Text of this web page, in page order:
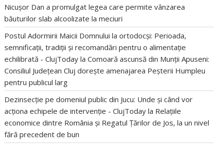
Nicușor Dan a promulgat legea care permite vânzarea
băuturilor slab alcoolizate la meciuri
Postul Adormirii Maicii Domnului la ortodocși: Perioada,
semnificații, tradiții și recomandări pentru o alimentație
echilibrată - ClujToday laComoară ascunsă din Munții Apuseni:
Consiliul Județean Cluj dorește amenajarea Peșterii Humpleu
pentru publicul larg
Dezinsecție pe domeniul public din Jucu: Unde și când vor
acționa echipele de intervenție - ClujToday la Relațiile
economice dintre România și Regatul Țărilor de Jos, la un nivel
fără precedent de bun